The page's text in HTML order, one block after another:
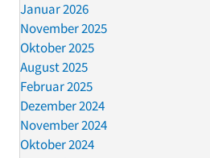
Januar 2026
November 2025
Oktober 2025
August 2025
Februar 2025
Dezember 2024
November 2024
Oktober 2024